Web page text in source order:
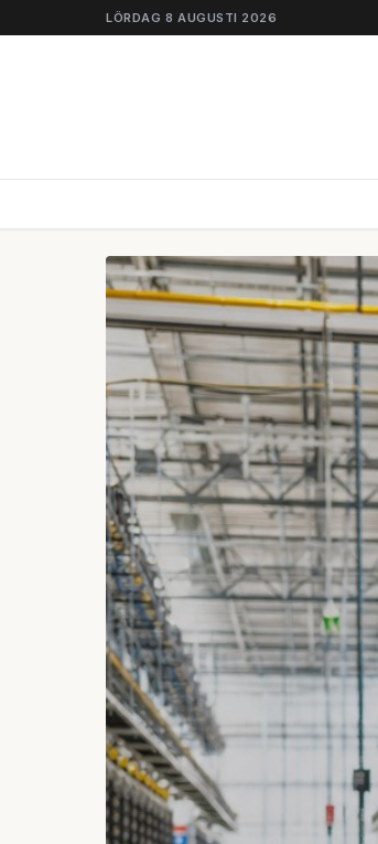
LÖRDAG 8 AUGUSTI 2026